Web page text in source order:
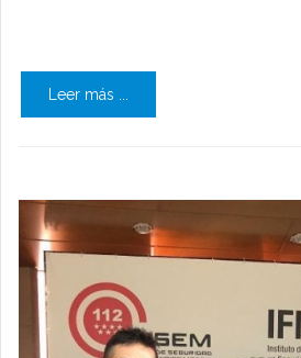
Leer más ...